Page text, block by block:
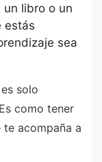
libro o un
estás
sea
solo
como tener
te acompaña a